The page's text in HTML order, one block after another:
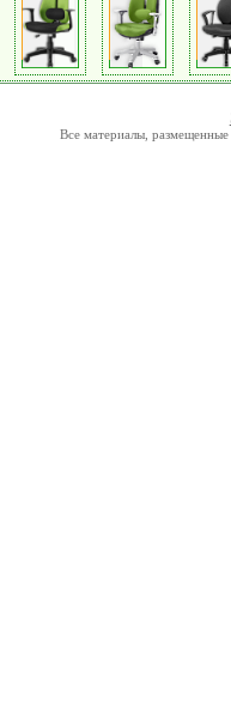
Все материалы, размещенные